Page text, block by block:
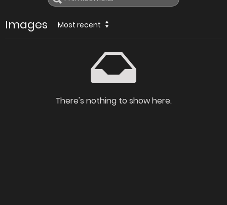
Images Most recent
There's nothing to show here.